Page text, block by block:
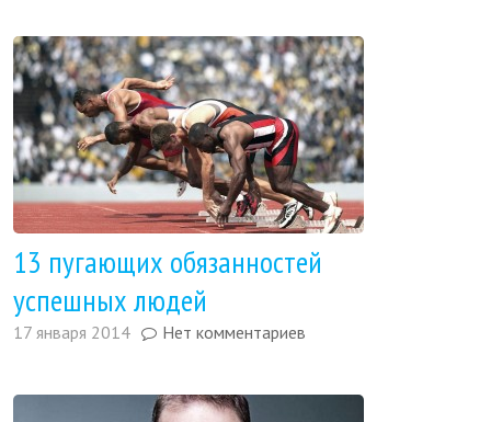
13 пугающих обязанностей
успешных людей
17 января 2014 Нет комментариев